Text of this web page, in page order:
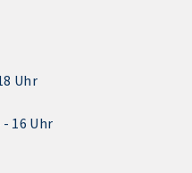
Uhr
16 Uhr